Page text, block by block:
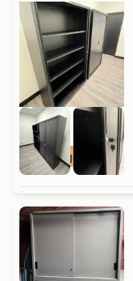
5 jaar garantie